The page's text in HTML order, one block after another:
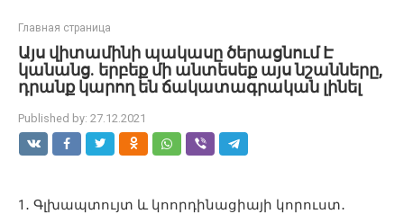
Главная страница
Այս վիտամինի պակասը ծերացնում Է
կանանց. երբեք մի անտեսեք այս նշանները,
դրանք կարող են ճակատագրական լինել
Published by: 27.12.2021
1 ․ Գլխապտույտ և կոորդինացիայի կորուստ․